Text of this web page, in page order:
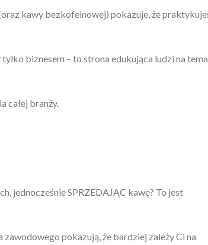
kawy bezkofeinowej) pokazuje, że
tylko biznesem – to strona edukująca ludzi na
całej branży.
jednocześnie SPRZEDAJĄC kawę? To jest
pokazują, że bardziej zależy Ci na